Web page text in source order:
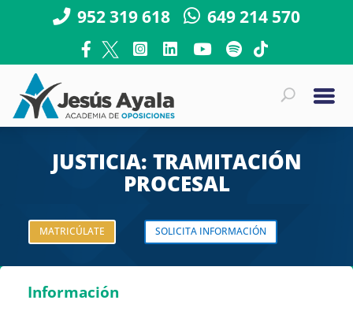
952 319 618 649 214 570
JUSTICIA: TRAMITACIÓN
PROCESAL
MATRICÚLATE SOLICITA INFORMACIÓN
Información